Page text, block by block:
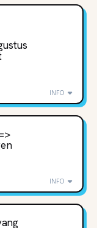
INFO
INFO